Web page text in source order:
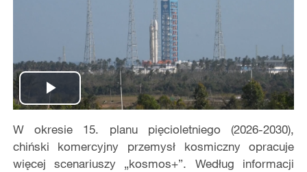
Play
Video
W okresie 15. planu pięcioletniego (2026-2030),
chiński komercyjny przemysł kosmiczny opracuje
więcej scenariuszy „kosmos+”. Według informacji